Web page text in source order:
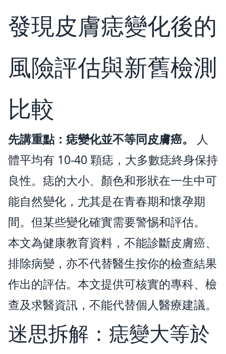
發現皮膚痣變化後的
風險評估與新舊檢測
比較
先講重點：痣變化並不等同皮膚癌。
人
體平均有 10-40 顆痣，大多數痣終身保持
良性。痣的大小、顏色和形狀在一生中可
能自然變化，尤其是在青春期和懷孕期
間。但某些變化確實需要警惕和評估。
本文為健康教育資料，不能診斷皮膚癌、
排除病變，亦不代替醫生按你的檢查結果
作出的評估。本文提供可核實的專科、檢
查及求醫資訊，不能代替個人醫療建議。
迷思拆解：痣變大等於